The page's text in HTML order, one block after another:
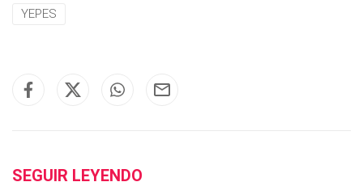
YEPES
SEGUIR LEYENDO